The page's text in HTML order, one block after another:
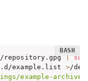
repository.gpg |
example.list >/
example-